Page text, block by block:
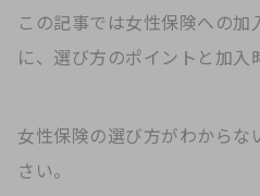
この記事では女性保険への加
に、選び方のポイントと加入
女性保険の選び方がわからな
さい。